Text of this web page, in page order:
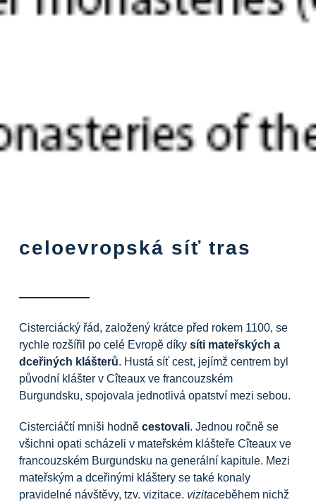
celoevropská síť tras
Cisterciácký řád, založený krátce před rokem 1100, se
rychle rozšířil po celé Evropě díky síti mateřských a
dceřiných klášterů. Hustá síť cest, jejímž centrem byl
původní klášterv Cîteauxve francouzském
Burgundsku, spojovala jednotlivá opatství mezi sebou.
Cisterciáčtí mniši hodně cestovali. Jednou ročně se
všichni opati scházeli v mateřském klášteře Cîteaux ve
francouzském Burgundsku na generální kapitule. Mezi
mateřským a dceřinými kláštery se také konaly
pravidelné návštěvy, tzv. vizitace. vizitaceběhem nichž